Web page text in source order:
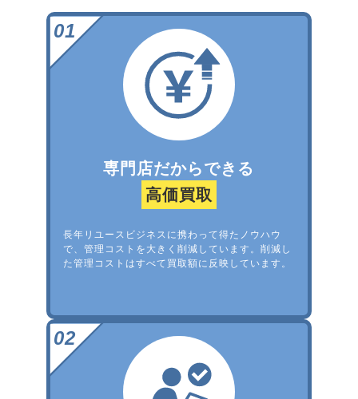
専門店だからできる
高価買取
長年リユースビジネスに携わって得たノウハウ
で、管理コストを大きく削減しています。削減し
た管理コストはすべて買取額に反映しています。